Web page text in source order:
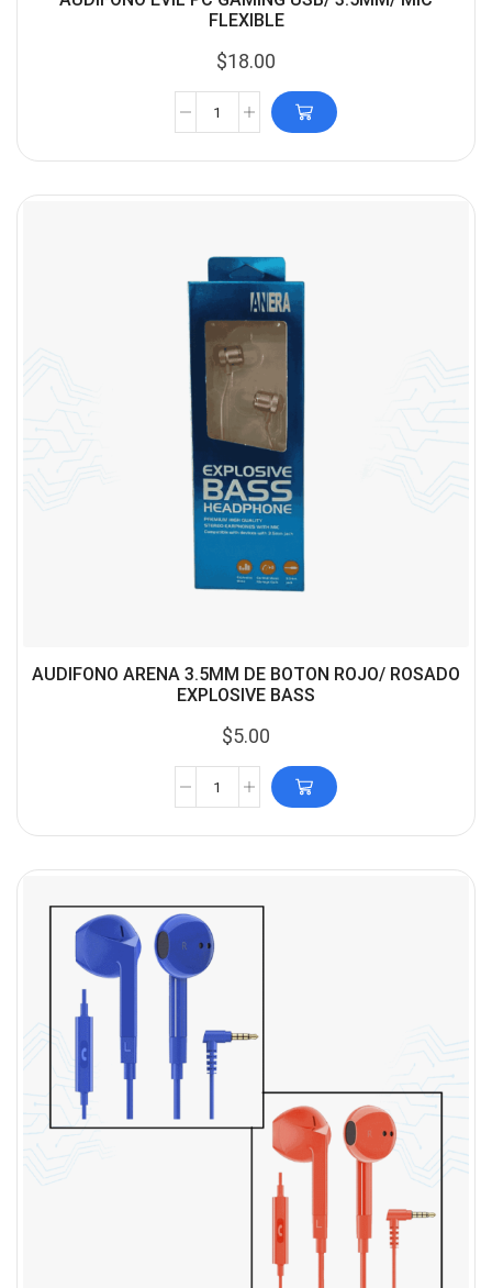
FLEXIBLE
$18.00
AUDIFONO ARENA 3.5MM DE BOTON ROJO/ ROSADO
EXPLOSIVE BASS
$5.00